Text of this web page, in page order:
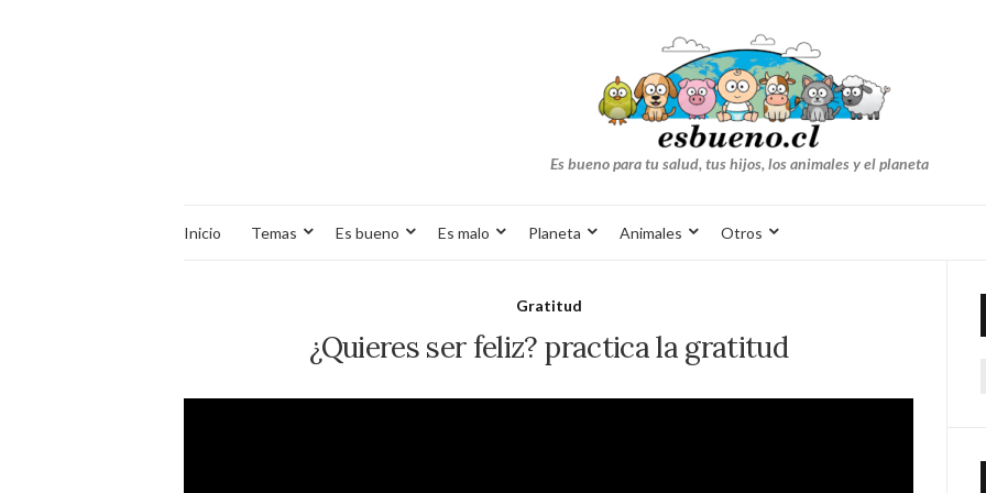
Es bueno para tu salud, tus hijos, los animales y el planeta
Inicio Temas Es bueno Es malo Planeta Animales Otros
Gratitud
¿Quieres ser feliz? practica la gratitud